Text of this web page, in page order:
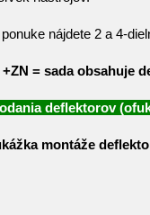
nájdete 2 a 4-
+ZN = sada obsahuje
deflektorov
montáže